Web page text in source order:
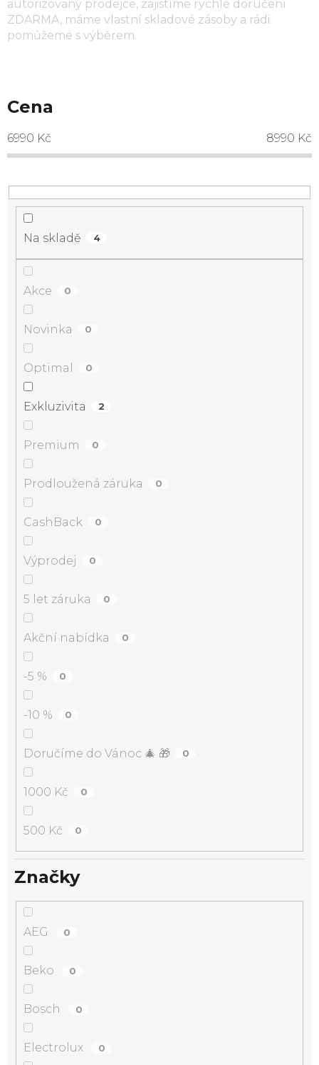
autorizovaný prodejce, zajistíme rychlé doručení
ZDARMA, máme vlastní skladové zásoby a rádi
pomůžeme s výběrem.
Cena
6990 Kč 8990 Kč
Na skladě 4
Akce 0
Novinka 0
Optimal 0
Exkluzivita 2
Premium 0
Prodloužená záruka 0
CashBack 0
Výprodej 0
5 let záruka 0
Akční nabídka 0
-5 % 0
-10 % 0
Doručíme do Vánoc 🎄 🎁 0
1000 Kč 0
500 Kč 0
Značky
AEG 0
Beko 0
Bosch 0
Electrolux 0